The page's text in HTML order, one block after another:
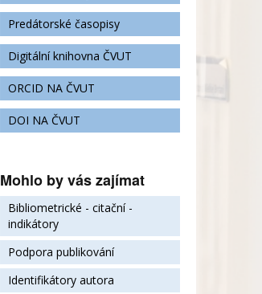
Predátorské časopisy
Digitální knihovna ČVUT
ORCID NA ČVUT
DOI NA ČVUT
Mohlo by vás zajímat
Bibliometrické - citační -
indikátory
Podpora publikování
Identifikátory autora